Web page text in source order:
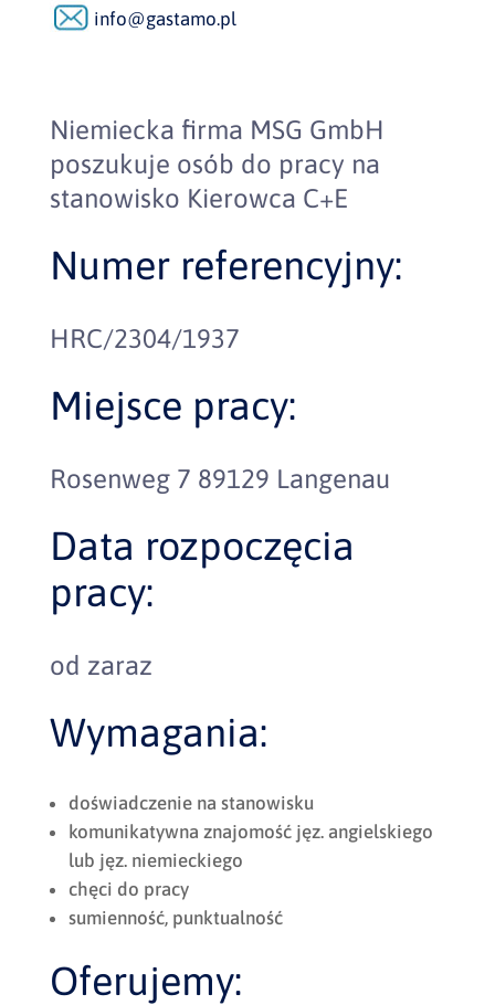
info@gastamo.pl
Niemiecka firma MSG GmbH
poszukuje osób do pracy na
stanowisko Kierowca C+E
Numer referencyjny:
HRC/2304/1937
Miejsce pracy:
Rosenweg 7 89129 Langenau
Data rozpoczęcia
pracy:
od zaraz
Wymagania:
doświadczenie na stanowisku
komunikatywna znajomość jęz. angielskiego
lub jęz. niemieckiego
chęci do pracy
sumienność, punktualność
Oferujemy: